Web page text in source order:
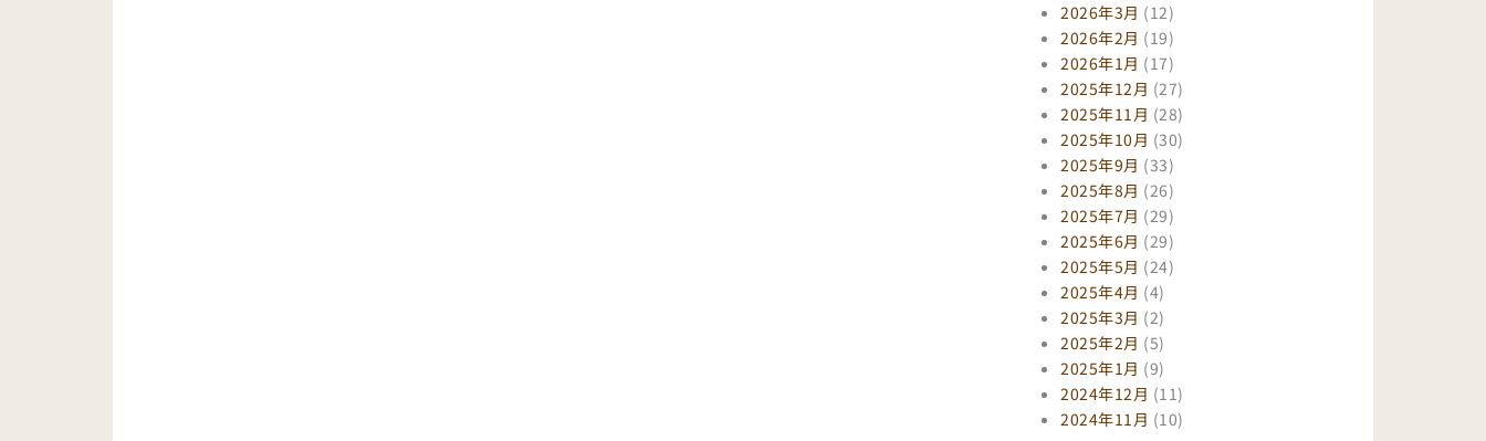
2026年3月 (12)
2026年2月 (19)
2026年1月 (17)
2025年12月 (27)
2025年11月 (28)
2025年10月 (30)
2025年9月 (33)
2025年8月 (26)
2025年7月 (29)
2025年6月 (29)
2025年5月 (24)
2025年4月 (4)
2025年3月 (2)
2025年2月 (5)
2025年1月 (9)
2024年12月 (11)
2024年11月 (10)